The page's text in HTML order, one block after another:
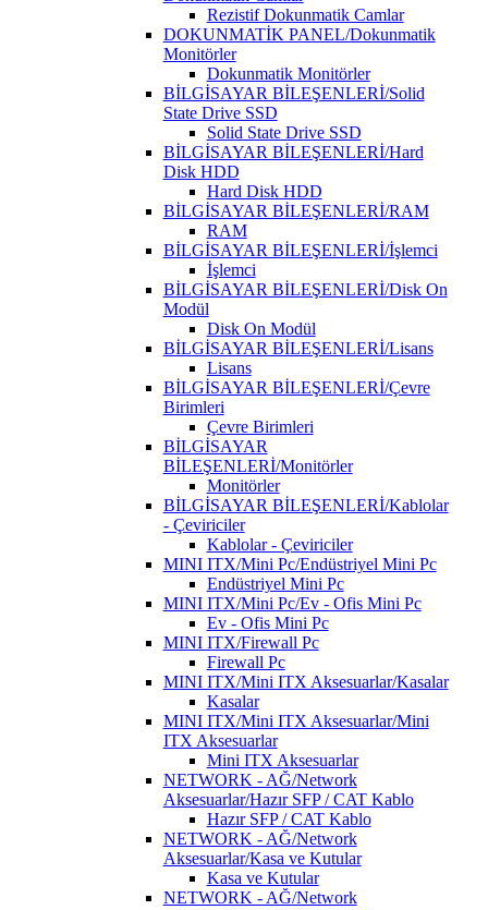
Rezistif Dokunmatik Camlar
DOKUNMATİK PANEL/Dokunmatik
Monitörler
Dokunmatik Monitörler
BİLGİSAYAR BİLEŞENLERİ/Solid
State Drive SSD
Solid State Drive SSD
BİLGİSAYAR BİLEŞENLERİ/Hard
Disk HDD
Hard Disk HDD
BİLGİSAYAR BİLEŞENLERİ/RAM
RAM
BİLGİSAYAR BİLEŞENLERİ/İşlemci
İşlemci
BİLGİSAYAR BİLEŞENLERİ/Disk On
Modül
Disk On Modül
BİLGİSAYAR BİLEŞENLERİ/Lisans
Lisans
BİLGİSAYAR BİLEŞENLERİ/Çevre
Birimleri
Çevre Birimleri
BİLGİSAYAR
BİLEŞENLERİ/Monitörler
Monitörler
BİLGİSAYAR BİLEŞENLERİ/Kablolar
- Çeviriciler
Kablolar - Çeviriciler
MINI ITX/Mini Pc/Endüstriyel Mini Pc
Endüstriyel Mini Pc
MINI ITX/Mini Pc/Ev - Ofis Mini Pc
Ev - Ofis Mini Pc
MINI ITX/Firewall Pc
Firewall Pc
MINI ITX/Mini ITX Aksesuarlar/Kasalar
Kasalar
MINI ITX/Mini ITX Aksesuarlar/Mini
ITX Aksesuarlar
Mini ITX Aksesuarlar
NETWORK - AĞ/Network
Aksesuarlar/Hazır SFP / CAT Kablo
Hazır SFP / CAT Kablo
NETWORK - AĞ/Network
Aksesuarlar/Kasa ve Kutular
Kasa ve Kutular
NETWORK - AĞ/Network